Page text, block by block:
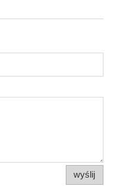
wyślij